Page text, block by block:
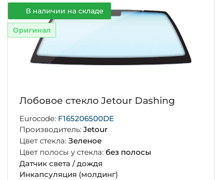
В наличии на складе
Оригинал
Лобовое стекло Jetour Dashing
Eurocode: F165206500DE
Производитель: Jetour
Цвет стекла: Зеленое
Цвет полосы у стекла: без полосы
Датчик света / дождя
Инкапсуляция (молдинг)